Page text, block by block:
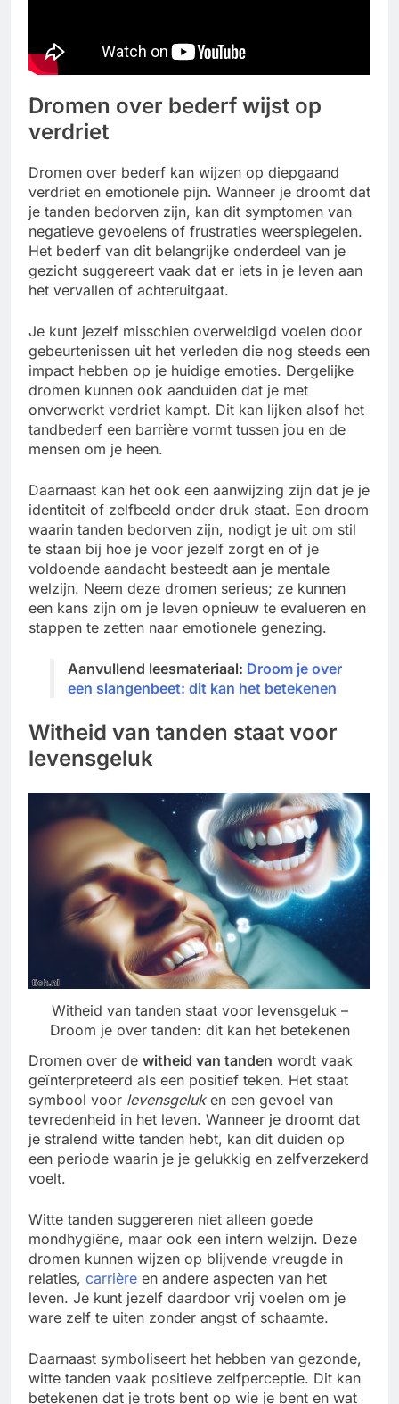
Dromen over bederf wijst op
verdriet
Dromen over bederf kan wijzen op diepgaand
verdriet en emotionele pijn. Wanneer je droomt dat
je tanden bedorven zijn, kan dit symptomen van
negatieve gevoelens of frustraties weerspiegelen.
Het bederf van dit belangrijke onderdeel van je
gezicht suggereert vaak dat er iets in je leven aan
het vervallen of achteruitgaat.
Je kunt jezelf misschien overweldigd voelen door
gebeurtenissen uit het verleden die nog steeds een
impact hebben op je huidige emoties. Dergelijke
dromen kunnen ook aanduiden dat je met
onverwerkt verdriet kampt. Dit kan lijken alsof het
tandbederf een barrière vormt tussen jou en de
mensen om je heen.
Daarnaast kan het ook een aanwijzing zijn dat je je
identiteit of zelfbeeld onder druk staat. Een droom
waarin tanden bedorven zijn, nodigt je uit om stil
te staan bij hoe je voor jezelf zorgt en of je
voldoende aandacht besteedt aan je mentale
welzijn. Neem deze dromen serieus; ze kunnen
een kans zijn om je leven opnieuw te evalueren en
stappen te zetten naar emotionele genezing.
Aanvullend leesmateriaal: Droom je over
een slangenbeet­: dit kan het betekenen
Witheid van tanden staat voor
levensgeluk
Witheid van tanden staat voor levensgeluk –
Droom je over tanden­: dit kan het betekenen
Dromen over de witheid van tanden wordt vaak
geïnterpreteerd als een positief teken. Het staat
symbool voor levensgeluken een gevoel van
tevredenheid in het leven. Wanneer je droomt dat
je stralend witte tanden hebt, kan dit duiden op
een periode waarin je je gelukkig en zelfverzekerd
voelt.
Witte tanden suggereren niet alleen goede
mondhygiëne, maar ook een intern welzijn. Deze
dromen kunnen wijzen op blijvende vreugde in
relaties, carrière en andere aspecten van het
leven. Je kunt jezelf daardoor vrij voelen om je
ware zelf te uiten zonder angst of schaamte.
Daarnaast symboliseert het hebben van gezonde,
witte tanden vaak positieve zelfperceptie. Dit kan
betekenen dat je trots bent op wie je bent en wat